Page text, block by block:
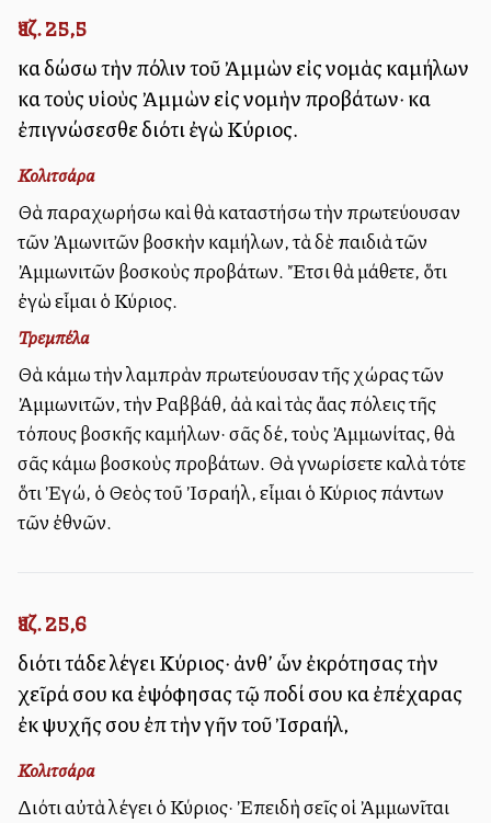
Ἰεζ. 25,5
καὶ δώσω τὴν πόλιν τοῦ Ἀμμὼν εἰς νομὰς καμήλων
καὶ τοὺς υἱοὺς Ἀμμὼν εἰς νομὴν προβάτων· καὶ
ἐπιγνώσεσθε διότι ἐγὼ Κύριος.
Κολιτσάρα
Θὰ παραχωρήσω καὶ θὰ καταστήσω τὴν πρωτεύουσαν
τῶν Ἀμωνιτῶν βοσκὴν καμήλων, τὰ δὲ παιδιὰ τῶν
Ἀμμωνιτῶν βοσκοὺς προβάτων. Ἔτσι θὰ μάθετε, ὅτι
ἐγὼ εἷμαι ὁ Κύριος.
Τρεμπέλα
Θὰ κάμω τὴν λαμπρὰν πρωτεύουσαν τῆς χώρας τῶν
Ἀμμωνιτῶν, τὴν Ραββάθ, ἀλλὰ καὶ τὰς ἄλλας πόλεις τῆς
τόπους βοσκῆς καμήλων· σᾶς δέ, τοὺς Ἀμμωνίτας, θὰ
σᾶς κάμω βοσκοὺς προβάτων. Θὰ γνωρίσετε καλὰ τότε
ὅτι Ἐγώ, ὁ Θεὸς τοῦ Ἰσραήλ, εἶμαι ὁ Κύριος πάντων
τῶν ἐθνῶν.
Ἰεζ. 25,6
διότι τάδε λέγει Κύριος· ἀνθ’ ὧν ἐκρότησας τὴν
χεῖρά σου καὶ ἐψόφησας τῷ ποδί σου καὶ ἐπέχαρας
ἐκ ψυχῆς σου ἐπὶ τὴν γῆν τοῦ Ἰσραήλ,
Κολιτσάρα
Διότι αὐτὰ λέγει ὁ Κύριος· Ἐπειδὴ σεῖς οἱ Ἀμμωνῖται